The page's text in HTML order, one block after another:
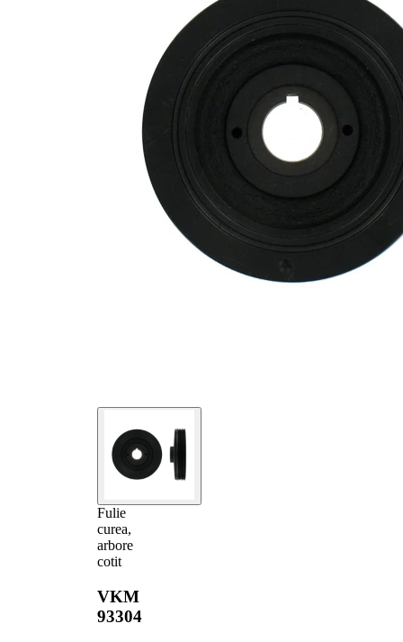
Fulie
curea,
arbore
cotit
VKM
93304